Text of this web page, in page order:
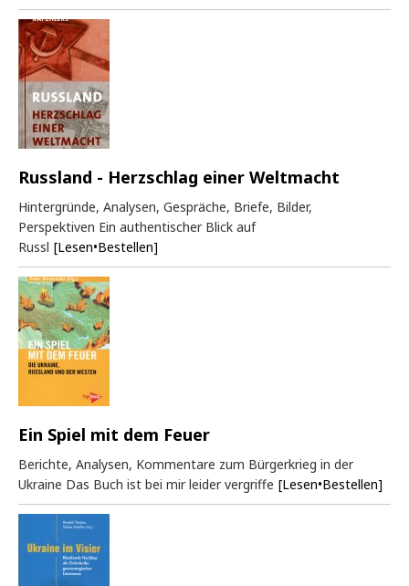
Russland - Herzschlag einer Weltmacht
Hintergründe, Analysen, Gespräche, Briefe, Bilder,
Perspektiven Ein authentischer Blick auf
Russl [Lesen•Bestellen]
Ein Spiel mit dem Feuer
Berichte, Analysen, Kommentare zum Bürgerkrieg in der
Ukraine Das Buch ist bei mir leider vergriffe [Lesen•Bestellen]